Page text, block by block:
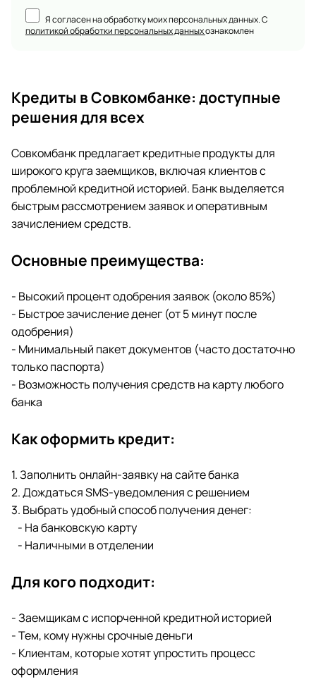
Я согласен на обработку моих персональных данных. С
политикой обработки персональных данныхознакомлен
Кредиты в Совкомбанке: доступные
решения для всех
Совкомбанк предлагает кредитные продукты для
широкого круга заемщиков, включая клиентов с
проблемной кредитной историей. Банк выделяется
быстрым рассмотрением заявок и оперативным
зачислением средств.
Основные преимущества:
- Высокий процент одобрения заявок (около 85%)
- Быстрое зачисление денег (от 5 минут после
одобрения)
- Минимальный пакет документов (часто достаточно
только паспорта)
- Возможность получения средств на карту любого
банка
Как оформить кредит:
1. Заполнить онлайн-заявку на сайте банка
2. Дождаться SMS-уведомления с решением
3. Выбрать удобный способ получения денег:
- На банковскую карту
- Наличными в отделении
Для кого подходит:
- Заемщикам с испорченной кредитной историей
- Тем, кому нужны срочные деньги
- Клиентам, которые хотят упростить процесс
оформления